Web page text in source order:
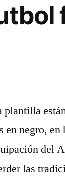
plantilla
en negro, en
del
las